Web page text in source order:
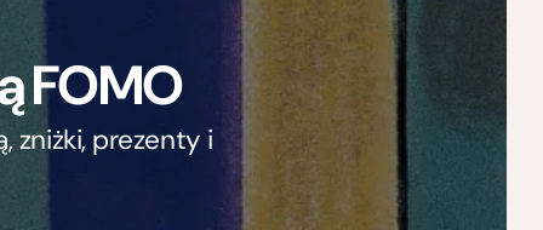
FOMO
zniżki, prezenty i